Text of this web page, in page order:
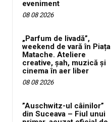
eveniment
08 08 2026
„Parfum de livadă”,
weekend de vară în Piața
Matache. Ateliere
creative, șah, muzică și
cinema în aer liber
08 08 2026
”Auschwitz-ul câinilor”
din Suceava – Fiul unui